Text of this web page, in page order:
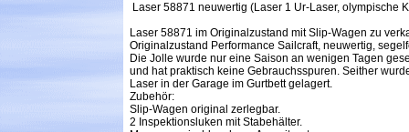
Laser 58871 neuwertig (Laser 1 Ur-Laser, olympische
Laser 58871 im Originalzustand mit Slip-Wagen zu
Originalzustand Performance Sailcraft, neuwertig,
Die Jolle wurde nur eine Saison an wenigen Tagen
und hat praktisch keine Gebrauchsspuren. Seither
Laser in der Garage im Gurtbett gelagert.
Zubehör:
Slip-Wagen original zerlegbar.
2 Inspektionsluken mit Stabehälter.